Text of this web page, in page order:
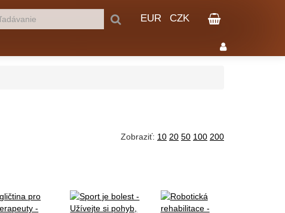
EUR CZK
Zobraziť: 10 20 50 100 200